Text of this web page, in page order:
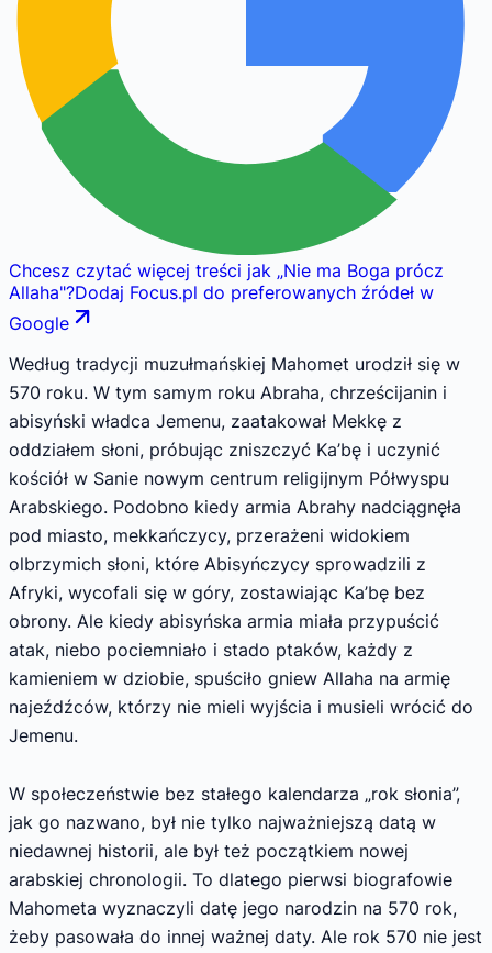
Chcesz czytać więcej treści jak „Nie ma Boga prócz
Allaha"?Dodaj Focus.pl do preferowanych źródeł w
Google
Według tradycji muzułmańskiej Mahomet urodził się w
570 roku. W tym samym roku Abraha, chrześcijanin i
abisyński władca Jemenu, zaatakował Mekkę z
oddziałem słoni, próbując zniszczyć Ka’bę i uczynić
kościół w Sanie nowym centrum religijnym Półwyspu
Arabskiego. Podobno kiedy armia Abrahy nadciągnęła
pod miasto, mekkańczycy, przerażeni widokiem
olbrzymich słoni, które Abisyńczycy sprowadzili z
Afryki, wycofali się w góry, zostawiając Ka’bę bez
obrony. Ale kiedy abisyńska armia miała przypuścić
atak, niebo pociemniało i stado ptaków, każdy z
kamieniem w dziobie, spuściło gniew Allaha na armię
najeźdźców, którzy nie mieli wyjścia i musieli wrócić do
Jemenu.
W społeczeństwie bez stałego kalendarza „rok słonia”,
jak go nazwano, był nie tylko najważniejszą datą w
niedawnej historii, ale był też początkiem nowej
arabskiej chronologii. To dlatego pierwsi biografowie
Mahometa wyznaczyli datę jego narodzin na 570 rok,
żeby pasowała do innej ważnej daty. Ale rok 570 nie jest